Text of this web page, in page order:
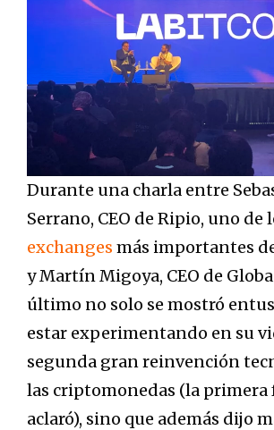
Durante una charla entre
Serrano, CEO de Ripio, uno de
exchanges más importantes
y Martín Migoya, CEO de
último no solo se mostró
estar experimentando en su
segunda gran reinvención
las criptomonedas (la
aclaró), sino que además dijo